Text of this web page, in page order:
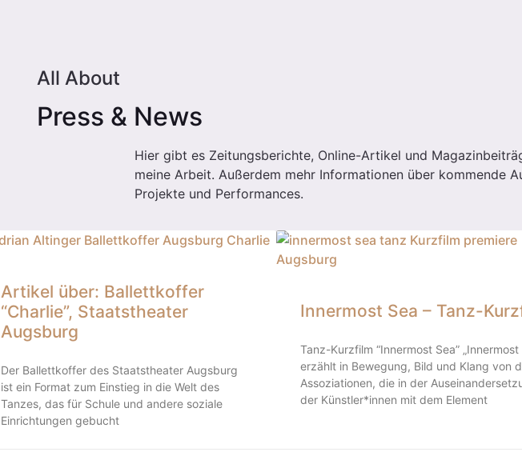
All About
Press & News
Hier gibt es Zeitungsberichte, Online-Artikel und
meine Arbeit. Außerdem mehr Informationen über kommende
Projekte und Performances.
Artikel über: Ballettkoffer
“Charlie”, Staatstheater
Augsburg
Der Ballettkoffer des Staatstheater Augsburg
ist ein Format zum Einstieg in die Welt des
Tanzes, das für Schule und andere soziale
Einrichtungen gebucht
Innermost Sea – Tanz-
Tanz-Kurzfilm “Innermost Sea” „Innermost
erzählt in Bewegung, Bild und Klang von
Assoziationen, die in der
der Künstler*innen mit dem Element